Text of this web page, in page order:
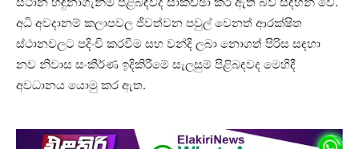
අධි අවදානම් කලාපවල ජීවත්වන පවුල් වෙනත් ආරක්ෂිත
ස්ථානවලට පදිංචි කරවීම සහ වන්දි ලබා නොගත් පිරිස සඳහා
නව නිවාස සංකීර්ණ ඉදිකිරීමේ සැලසුම් පිළිබඳවද මෙහිදී
අවධානය යොමු කර ඇත.